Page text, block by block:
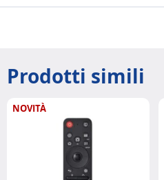
Prodotti simili
NOVITÀ